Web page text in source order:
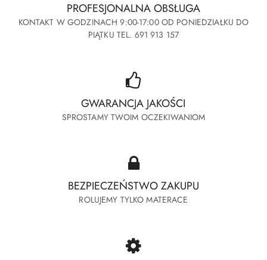
PROFESJONALNA OBSŁUGA
KONTAKT W GODZINACH 9:00-17:00 OD PONIEDZIAŁKU DO
PIĄTKU TEL. 691 913 157
GWARANCJA JAKOŚCI
SPROSTAMY TWOIM OCZEKIWANIOM
BEZPIECZEŃSTWO ZAKUPU
ROLUJEMY TYLKO MATERACE